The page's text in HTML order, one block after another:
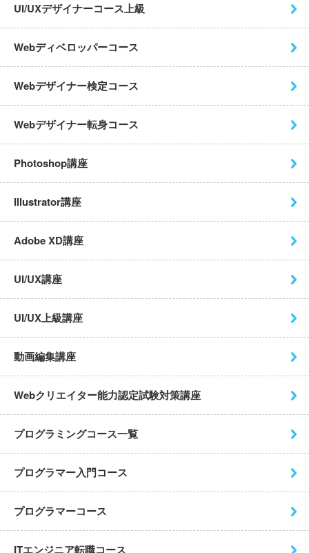
UI/UXデザイナーコース上級
Webディベロッパーコース
Webデザイナー検定コース
Webデザイナー転身コース
Photoshop講座
Illustrator講座
Adobe XD講座
UI/UX講座
UI/UX上級講座
動画編集講座
Webクリエイター能力認定試験対策講座
プログラミングコース一覧
プログラマー入門コース
プログラマーコース
ITエンジニア転職コース